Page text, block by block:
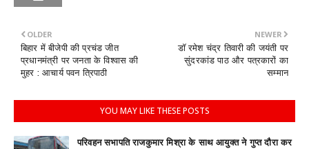
NEWER
डॉ रमेश चंद्र तिवारी की जयंती पर
सुंदरकांड पाठ और पत्रकारों का
सम्मान
OLDER
बिहार में बीजेपी की प्रचंड जीत
प्रधानमंत्री पर जनता के विश्वास की
मुहर : आचार्य पवन त्रिपाठी
YOU MAY LIKE THESE POSTS
परिवहन सभापति राजकुमार मिश्रा के साथ आयुक्त ने गुप्त दौरा कर